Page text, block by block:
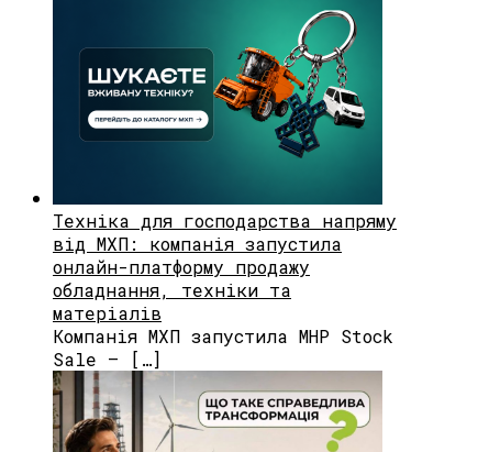
Техніка для господарства напряму
від МХП: компанія запустила
онлайн-платформу продажу
обладнання, техніки та
матеріалів
Компанія МХП запустила MHP Stock
Sale — […]